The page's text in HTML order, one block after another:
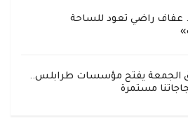
عفاف راضي تعود للساحة
الجمعة يفتح مؤسسات طرابلس..
مستمرة